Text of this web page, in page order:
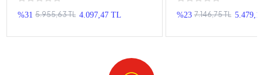
%31 5.955,63 TL 4.097,47 TL %23 7.146,75 TL